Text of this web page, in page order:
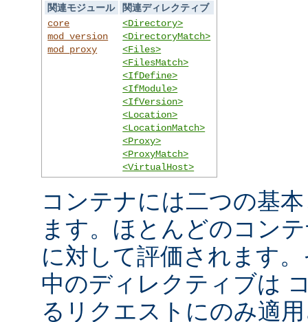
関連モジュール
関連ディレクティブ
core
mod_version
mod_proxy
<Directory>
<DirectoryMatch>
<Files>
<FilesMatch>
<IfDefine>
<IfModule>
<IfVersion>
<Location>
<LocationMatch>
<Proxy>
<ProxyMatch>
<VirtualHost>
コンテナには二つの基
ます。ほとんどのコン
に対して評価されます
中のディレクティブは
るリクエストにのみ適